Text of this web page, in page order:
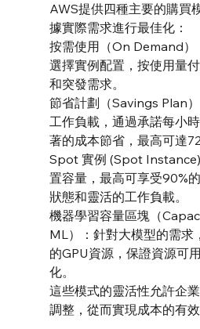
AWS提供四種主要的購買
據實際需求進行最佳化：
按需使用（On Demand）
選擇實例配置，按使用量
和突發需求。
節省計劃（Savings Plan
工作負載，通過承諾每小
著的成本節省，最高可達
Spot 實例 (Spot
置容量，最高可享受90%
狀態和靈活的工作負載。
機器學習容量區塊（
ML）：針對大模型的需求
的GPU資源，保證資源可
化。
這些模式的靈活性允許企
調整，從而實現成本的有效